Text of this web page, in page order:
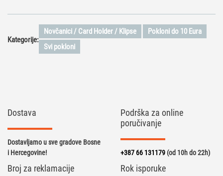
Kategorije:
Novčanici / Card Holder / Klipse
Pokloni do 10 Eura
Svi pokloni
Dostava
Dostavljamo u sve gradove Bosne
i Hercegovine!
Podrška za online
poručivanje
+387 66 131179 (od 10h do 22h)
Broj za reklamacije Rok isporuke